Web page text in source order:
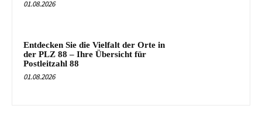
01.08.2026
Entdecken Sie die Vielfalt der Orte in
der PLZ 88 – Ihre Übersicht für
Postleitzahl 88
01.08.2026